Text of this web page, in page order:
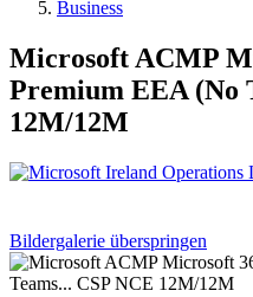
Business
Microsoft ACMP
Premium EEA (No
12M/12M
Bildergalerie überspringen